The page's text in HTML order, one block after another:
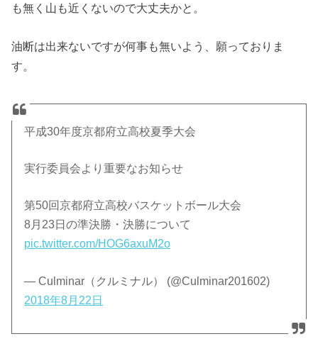
も無く山も近くないので大丈夫かと。
油断は出来ないですが何事も無いよう、願っておりま
す。
平成30年度京都府立高校夏季大会
実行委員会より重要なお知らせ
第50回京都府立高校バスケットボール大会
8月23日の準決勝・決勝について
pic.twitter.com/HOG6axuM2o
— Culminar（クルミナル） (@Culminar201602)
2018年8月22日